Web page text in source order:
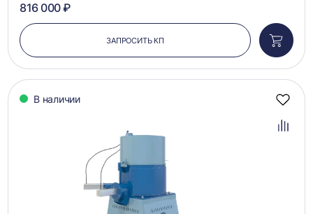
816 000 ₽
ЗАПРОСИТЬ КП
в
В наличии